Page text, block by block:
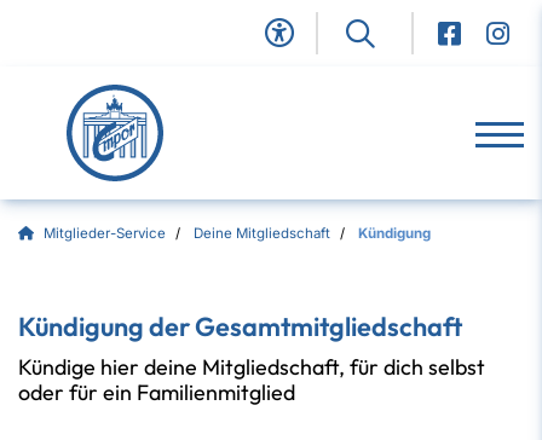
Mitglieder-Service Deine Mitgliedschaft Kündigung
Kündigung der Gesamtmitgliedschaft
Kündige hier deine Mitgliedschaft, für dich selbst
oder für ein Familienmitglied